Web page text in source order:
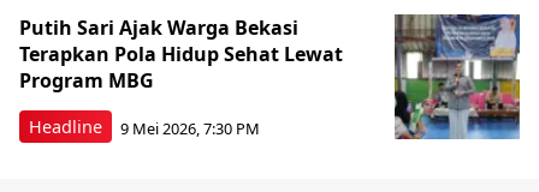
Headline
Putih Sari Ajak Warga Bekasi
Terapkan Pola Hidup Sehat Lewat
Program MBG
9 Mei 2026, 7:30 PM